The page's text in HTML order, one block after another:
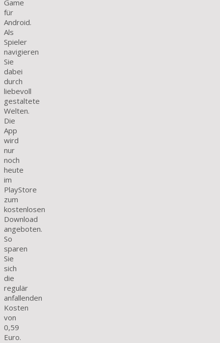
Game
für
Android.
Als
Spieler
navigieren
Sie
dabei
durch
liebevoll
gestaltete
Welten.
Die
App
wird
nur
noch
heute
im
PlayStore
zum
kostenlosen
Download
angeboten.
So
sparen
Sie
sich
die
regulär
anfallenden
Kosten
von
0,59
Euro.